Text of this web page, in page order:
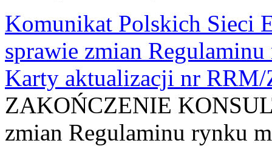
Komunikat Polskich Sieci
sprawie zmian
Karty aktualizacji nr
ZAKOŃCZENIE
zmian Regulaminu rynku